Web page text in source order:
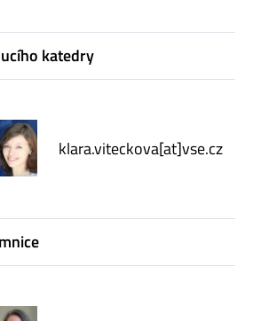
katedry
klara.viteckova[at]vse.cz